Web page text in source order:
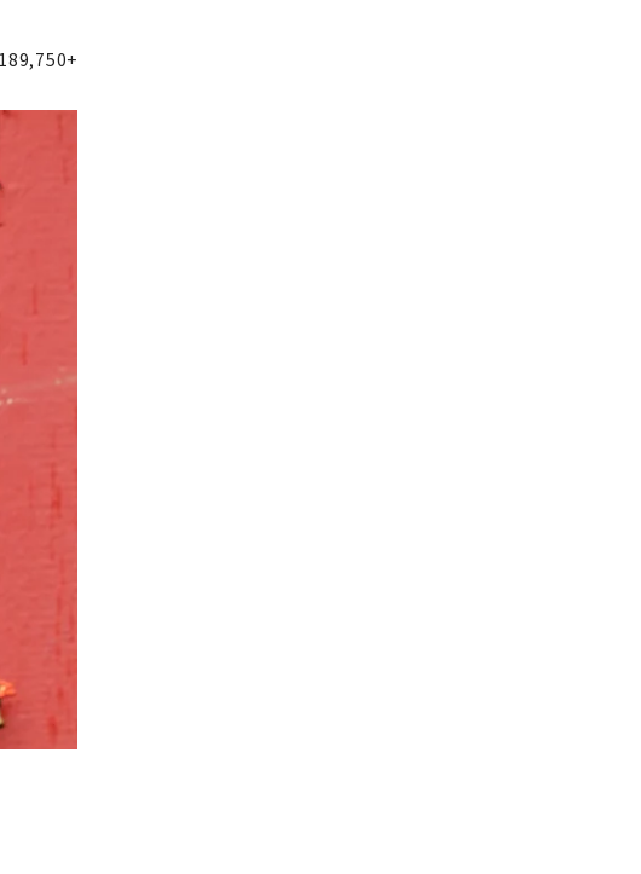
189,750+